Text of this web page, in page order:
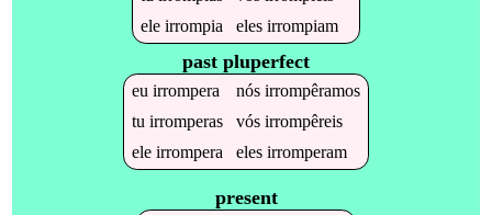
ele irrompia eles irrompiam
past pluperfect
eu irrompera nós irrompêramos
tu irromperas vós irrompêreis
ele irrompera eles irromperam
present